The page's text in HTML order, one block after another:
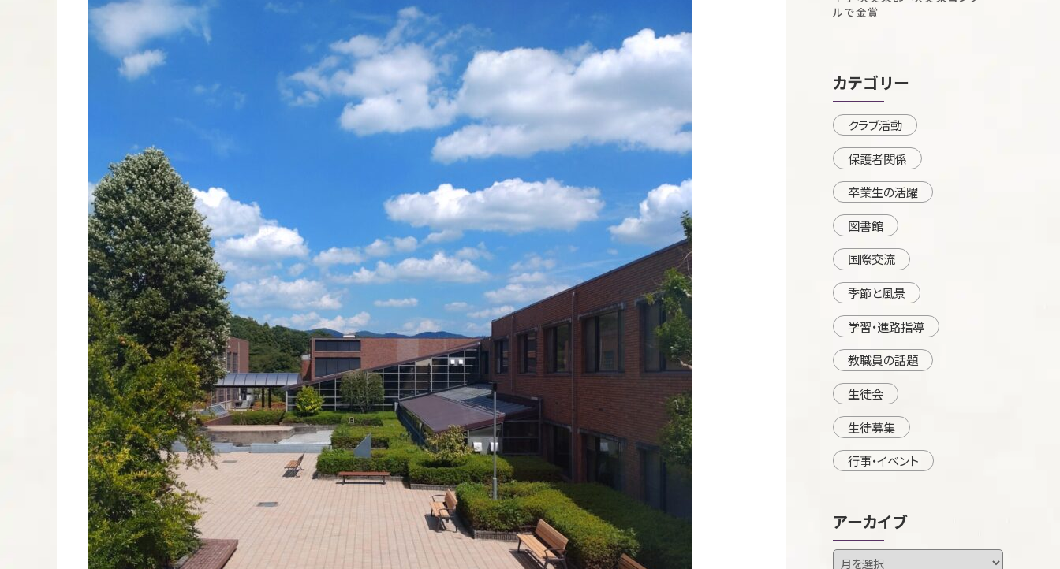
ルで金賞
カテゴリー
クラブ活動
保護者関係
卒業生の活躍
図書館
国際交流
季節と風景
学習・進路指導
教職員の話題
生徒会
生徒募集
行事・イベント
アーカイブ